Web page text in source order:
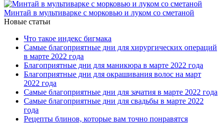
Минтай в мультиварке с морковью и луком со сметаной
Новые статьи
Что такое индекс бигмака
Самые благоприятные дни для хирургических операций
в марте 2022 года
Благоприятные дни для маникюра в марте 2022 года
Благоприятные дни для окрашивания волос на март
2022 года
Самые благоприятные дни для зачатия в марте 2022 года
Самые благоприятные дни для свадьбы в марте 2022
года
Рецепты блинов, которые вам точно понравятся